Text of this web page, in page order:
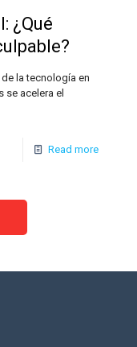
¿Qué
la tecnología en
acelera el
Read more